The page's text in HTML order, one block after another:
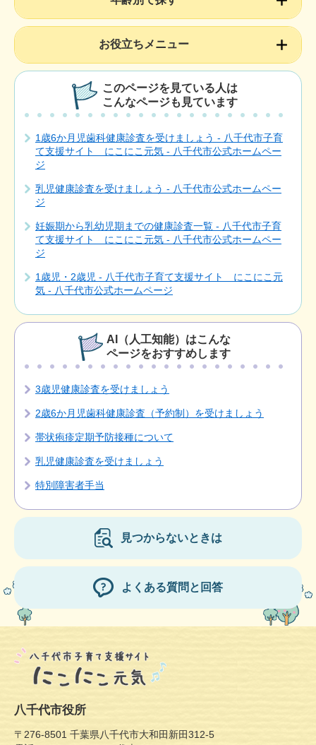
お役立ちメニュー
このページを見ている人は
こんなページも見ています
1歳6か月児歯科健康診査を受けましょう - 八千代市子育
て支援サイト にこにこ元気 - 八千代市公式ホームペー
ジ
乳児健康診査を受けましょう - 八千代市公式ホームペー
ジ
妊娠期から乳幼児期までの健康診査一覧 - 八千代市子育
て支援サイト にこにこ元気 - 八千代市公式ホームペー
ジ
1歳児・2歳児 - 八千代市子育て支援サイト にこにこ元
気 - 八千代市公式ホームページ
AI（人工知能）はこんな
ページをおすすめします
3歳児健康診査を受けましょう
2歳6か月児歯科健康診査（予約制）を受けましょう
帯状疱疹定期予防接種について
乳児健康診査を受けましょう
特別障害者手当
見つからないときは
よくある質問と回答
八千代市役所
〒276-8501 千葉県八千代市大和田新田312-5